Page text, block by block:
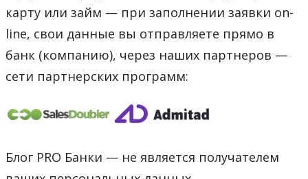
карту или займ — при заполнении заявки on-
line, свои данные вы отправляете прямо в
банк (компанию), через наших партнеров —
сети партнерских программ:
Блог PRO Банки — не является получателем